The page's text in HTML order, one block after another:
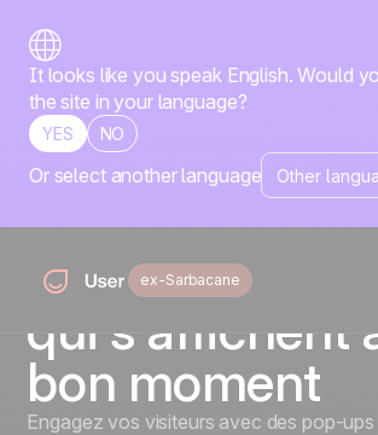
It looks like you speak English. Would
the site in your language?
YES NO
Or select another language
ex-Sarbacane
Pop-ups
Capturez des
avec des pop-
qui s’affichent
bon moment
Engagez vos visiteurs avec des pop-ups